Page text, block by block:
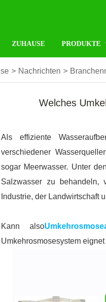
ZUHAUSE PRODUKTE
> Nachrichten >
Welches
Als effiziente
verschiedener
sogar Meerwasser. Unter
Salzwasser zu behandeln,
Industrie, der Landwirtschaft
Kann also
Umkehrosmosesystem